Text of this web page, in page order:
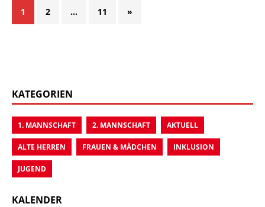
1 2 … 11 »
KATEGORIEN
1. MANNSCHAFT 2. MANNSCHAFT AKTUELL
ALTE HERREN FRAUEN & MÄDCHEN INKLUSION
JUGEND
KALENDER